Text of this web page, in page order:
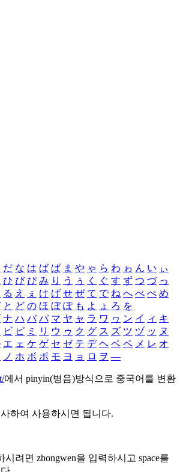
だ な は ば ぱ ま や ゃ ら わ ゎ ん い ぃ
ひ び ぴ み り う ぅ く ぐ す ず つ づ っ
る え ぇ け げ せ ぜ て で ね へ べ ぺ め
と ど の ほ ぼ ぽ も よ ょ ろ を
ナ ハ バ パ マ ヤ ャ ラ ワ ヮ ン イ ィ キ
ビ ピ ミ リ ウ ゥ ク グ ス ズ ツ ヅ ッ ヌ
エ ェ ケ ゲ セ ゼ テ デ ヘ ベ ペ メ レ オ
ノ ホ ボ ポ モ ヨ ョ ロ ヲ ―
에서 pinyin(병음)방식으로 중국어를 변환
하여 사용하시면 됩니다.
시려면 zhongwen을 입력하시고 space를